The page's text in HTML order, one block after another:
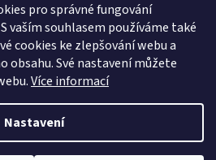
pro správné fungování
vaším souhlasem používáme také
cookies ke zlepšování webu a
obsahu. Své nastavení můžete
Více informací
Nastavení